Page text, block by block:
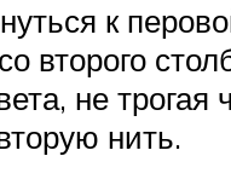
к
второго
не
нить.